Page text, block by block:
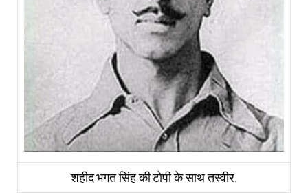
शहीद भगत सिंह की टोपी के साथ तस्वीर.